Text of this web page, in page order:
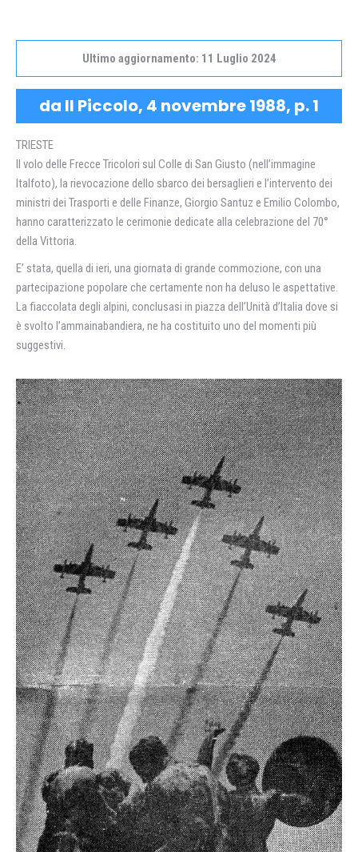
Ultimo aggiornamento: 11 Luglio 2024
da Il Piccolo, 4 novembre 1988, p. 1
TRIESTE
Il volo delle Frecce Tricolori sul Colle di San Giusto (nell’immagine
Italfoto), la rievocazione dello sbarco dei bersaglieri e l’intervento dei
ministri dei Trasporti e delle Finanze, Giorgio Santuz e Emilio Colombo,
hanno caratterizzato le cerimonie dedicate alla celebrazione del 70°
della Vittoria.
E’ stata, quella di ieri, una giornata di grande commozione, con una
partecipazione popolare che certamente non ha deluso le aspettative.
La fiaccolata degli alpini, conclusasi in piazza dell’Unità d’Italia dove si
è svolto l’ammainabandiera, ne ha costituito uno del momenti più
suggestivi.